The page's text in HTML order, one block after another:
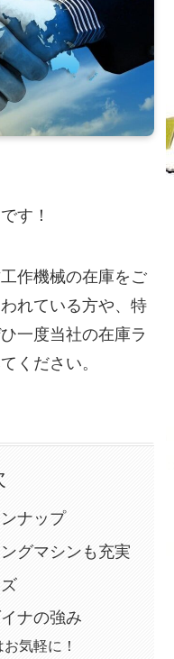
す！
作機械の在庫をご
れている方や、特
一度当社の在庫ラ
ください。
ナップ
グマシンも充実
ナの強み
気軽に！